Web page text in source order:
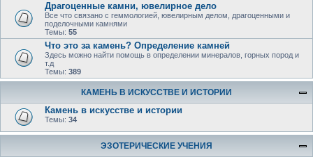
Драгоценные камни, ювелирное дело
Все что связано с геммологией, ювелирным делом, драгоценными и
поделочными камнями
Темы: 55
Что это за камень? Определение камней
Здесь можно найти помощь в определении минералов, горных пород и
т.д
Темы: 389
КАМЕНЬ В ИСКУССТВЕ И ИСТОРИИ
Камень в искусстве и истории
Темы: 34
ЭЗОТЕРИЧЕСКИЕ УЧЕНИЯ